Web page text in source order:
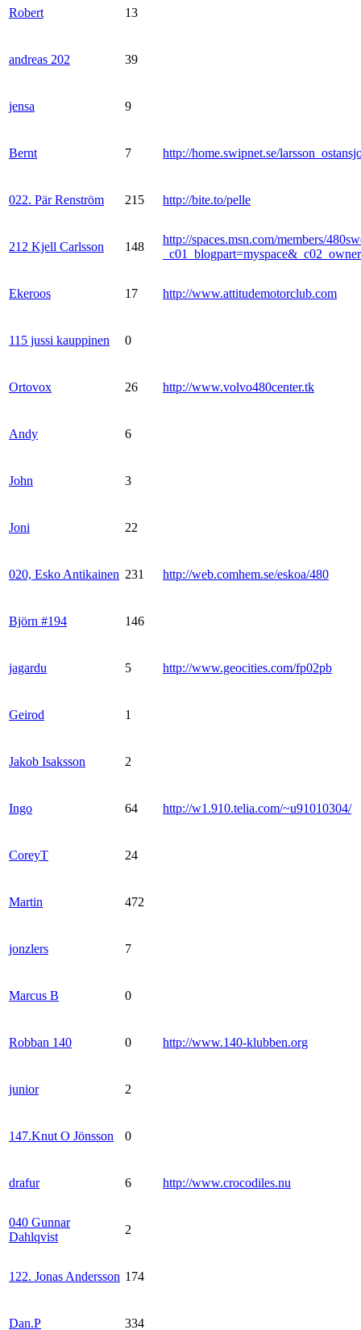
Robert 13
andreas 202 39
jensa 9
Bernt 7 http://home.swipnet.se/
022. Pär Renström 215 http://bite.to/pelle
212 Kjell Carlsson 148
http://spaces.msn.com/members/
Ekeroos 17 http://www.attitudemotorclub.com
115 jussi kauppinen 0
Ortovox 26 http://www.volvo480center.tk
Andy 6
John 3
Joni 22
020, Esko Antikainen 231 http://web.comhem.se/eskoa/480
Björn #194 146
jagardu 5 http://www.geocities.com/fp02pb
Geirod 1
Jakob Isaksson 2
Ingo 64 http://w1.910.telia.com/~u91010304/
CoreyT 24
Martin 472
jonzlers 7
Marcus B 0
Robban 140 0 http://www.140-klubben.org
junior 2
147.Knut O Jönsson 0
drafur 6 http://www.crocodiles.nu
040 Gunnar
Dahlqvist
2
122. Jonas Andersson 174
Dan.P 334